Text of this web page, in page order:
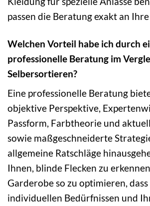
passen die Beratung exakt an
Welchen Vorteil habe ich durch
professionelle Beratung im
Selbersortieren?
Eine professionelle Beratung
objektive Perspektive,
Passform, Farbtheorie und
sowie maßgeschneiderte
allgemeine Ratschläge
Ihnen, blinde Flecken zu
Garderobe so zu optimieren,
individuellen Bedürfnissen und